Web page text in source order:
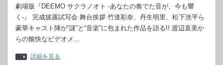
劇場版『DEEMO サクラノオト -あなたの奏でた音が、今も響
く-』 完成披露試写会 舞台挨拶 竹達彩奈、丹生明里、松下洸平ら
豪華キャスト陣が“謎”と“音楽”に包まれた作品を語る!! 渡辺直美か
らの愉快なビデオメ…
詳細を見る